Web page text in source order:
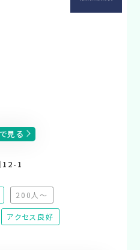
見る
12-1
200人～
（非推奨）
対応）
アクセス良好